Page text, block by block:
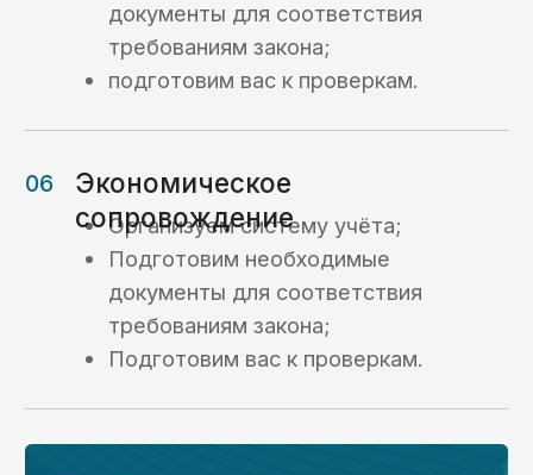
Кейс №2
Кейс №3
Открытие
казначейского счета
и осуществление
торгово-закупочной
Сопровождение
платежного
процесса
и раздельный учет